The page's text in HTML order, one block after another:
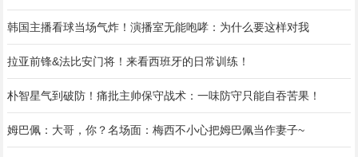
韩国主播看球当场气炸！演播室无能咆哮：为什么要这样对我
拉亚前锋&法比安门将！来看西班牙的日常训练！
朴智星气到破防！痛批主帅保守战术：一味防守只能自吞苦果！
姆巴佩：大哥，你？名场面：梅西不小心把姆巴佩当作妻子~